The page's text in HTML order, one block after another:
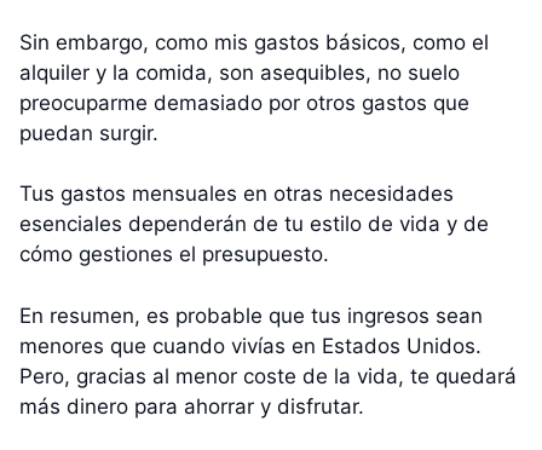
Sin embargo, como mis gastos básicos, como el
alquiler y la comida, son asequibles, no suelo
preocuparme demasiado por otros gastos que
puedan surgir.
Tus gastos mensuales en otras necesidades
esenciales dependerán de tu estilo de vida y de
cómo gestiones el presupuesto.
En resumen, es probable que tus ingresos sean
menores que cuando vivías en Estados Unidos.
Pero, gracias al menor coste de la vida, te quedará
más dinero para ahorrar y disfrutar.